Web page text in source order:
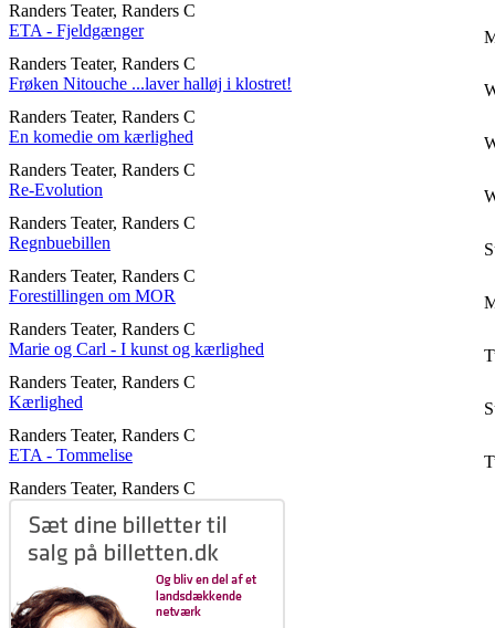
Randers Teater, Randers C
ETA - Fjeldgænger
Randers Teater, Randers C
Frøken Nitouche ...laver halløj i klostret!
Randers Teater, Randers C
En komedie om kærlighed
Randers Teater, Randers C
Re-Evolution
Randers Teater, Randers C
Regnbuebillen
Randers Teater, Randers C
Forestillingen om MOR
Randers Teater, Randers C
Marie og Carl - I kunst og kærlighed
Randers Teater, Randers C
Kærlighed
Randers Teater, Randers C
ETA - Tommelise
Randers Teater, Randers C